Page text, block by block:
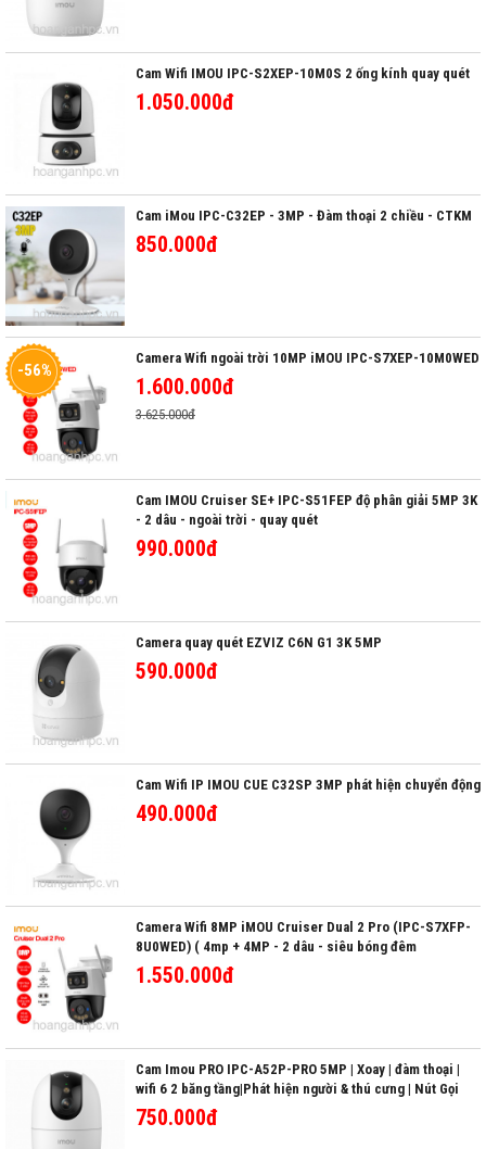
Cam Wifi IMOU IPC-S2XEP-10M0S 2 ống kính quay quét
1.050.000đ
Cam iMou IPC-C32EP - 3MP - Đàm thoại 2 chiều - CTKM
850.000đ
-56%
Camera Wifi ngoài trời 10MP iMOU IPC-S7XEP-10M0WED
1.600.000đ
3.625.000đ
Cam IMOU Cruiser SE+ IPC-S51FEP độ phân giải 5MP 3K
- 2 dâu - ngoài trời - quay quét
990.000đ
Camera quay quét EZVIZ C6N G1 3K 5MP
590.000đ
Cam Wifi IP IMOU CUE C32SP 3MP phát hiện chuyển động
490.000đ
Camera Wifi 8MP iMOU Cruiser Dual 2 Pro (IPC-S7XFP-
8U0WED) ( 4mp + 4MP - 2 dâu - siêu bóng đêm
1.550.000đ
Cam Imou PRO IPC-A52P-PRO 5MP | Xoay | đàm thoại |
wifi 6 2 băng tầng|Phát hiện người & thú cưng | Nút Gọi
750.000đ